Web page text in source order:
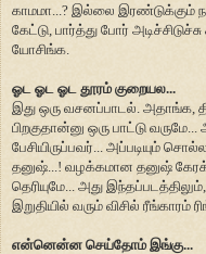
காமமா...? இல்லை இரண்டுக்கும்
கேட்டு, பார்த்து போர்
யோசிங்க.
ஓட ஓட ஓட தூரம் குறையல...
இது ஒரு வசனப்பாடல். அதாங்க,
பிறகுதான்னு ஒரு பாட்டு
பேசியிருப்பவர்... அப்படியும்
தனுஷ்...! வழக்கமான தனுஷ்
தெரியுமே... அது
இறுதியில் வரும் விசில்
என்னென்ன செய்தோம் இங்கு...